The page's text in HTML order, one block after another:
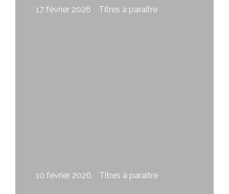
17 février 2026 Titres à paraître
10 février 2026 Titres à paraître